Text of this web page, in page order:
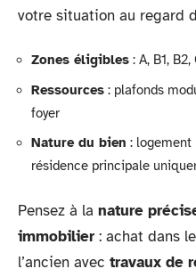
votre situation au regard
Zones éligibles : A, B1, B2,
Ressources : plafonds
foyer
Nature du bien : logement
résidence principale
Pensez à la nature
immobilier : achat dans
l’ancien avec travaux de